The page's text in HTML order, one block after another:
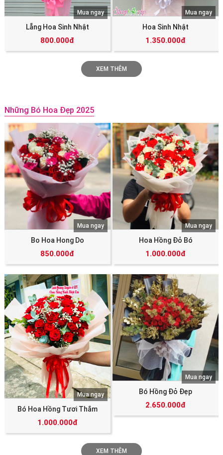
Lẵng Hoa Sinh Nhật
800.000đ
Mua ngay
Hoa Sinh Nhật
1.350.000đ
Mua ngay
XEM THÊM
Những Bó Hoa Đẹp 2025
Bo Hoa Hong Do
850.000đ
Mua ngay
Hoa Hồng Đỏ Bó
1.000.000đ
Mua ngay
Bó Hoa Hồng Tươi Thắm
1.000.000đ
Mua ngay Bó Hồng Đỏ Đẹp
2.650.000đ
Mua ngay
XEM THÊM